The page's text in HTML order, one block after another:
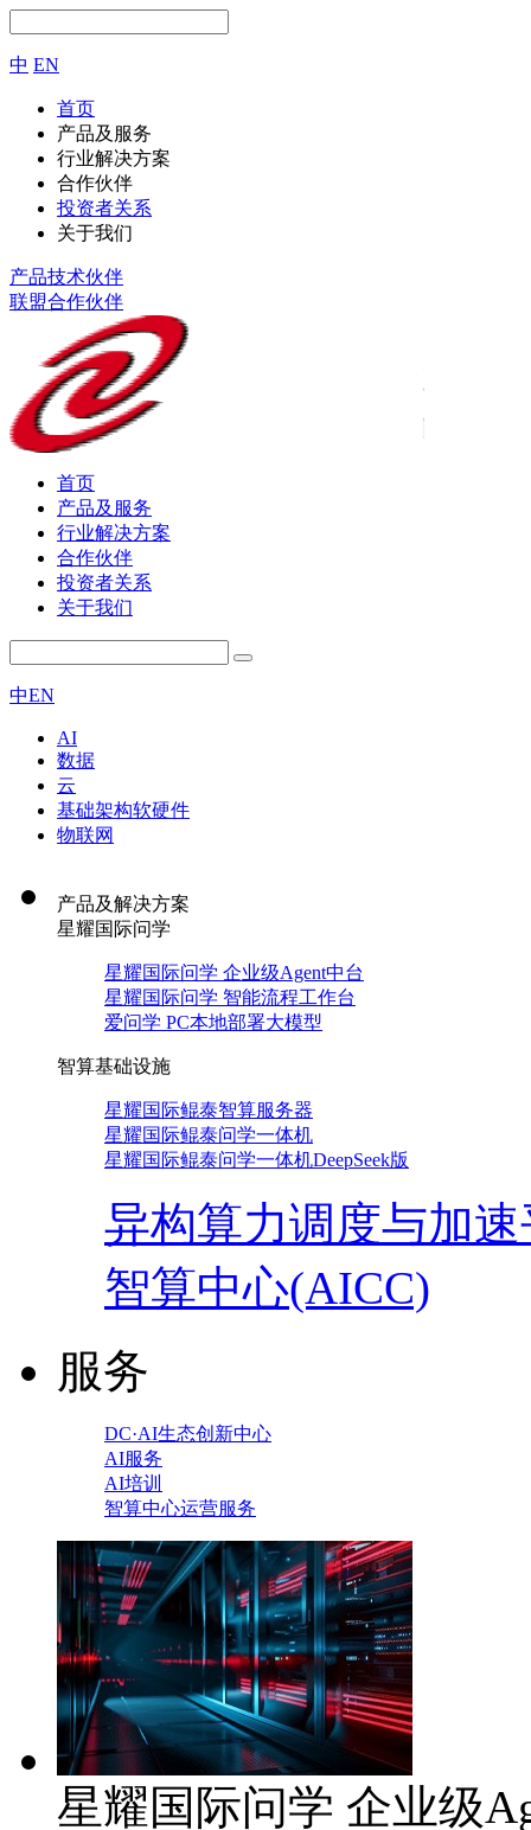
中 EN
首页
产品及服务
行业解决方案
合作伙伴
投资者关系
关于我们
产品技术伙伴
联盟合作伙伴
首页
产品及服务
行业解决方案
合作伙伴
投资者关系
关于我们
中EN
AI
数据
云
基础架构软硬件
物联网
产品及解决方案
星耀国际问学
星耀国际问学 企业级Agent中台
星耀国际问学 智能流程工作台
爱问学 PC本地部署大模型
智算基础设施
星耀国际鲲泰智算服务器
星耀国际鲲泰问学一体机
星耀国际鲲泰问学一体机DeepSeek版
异构算力调度与加
智算中心(AICC)
服务
DC·AI生态创新中心
AI服务
AI培训
智算中心运营服务
星耀国际问学 企业级